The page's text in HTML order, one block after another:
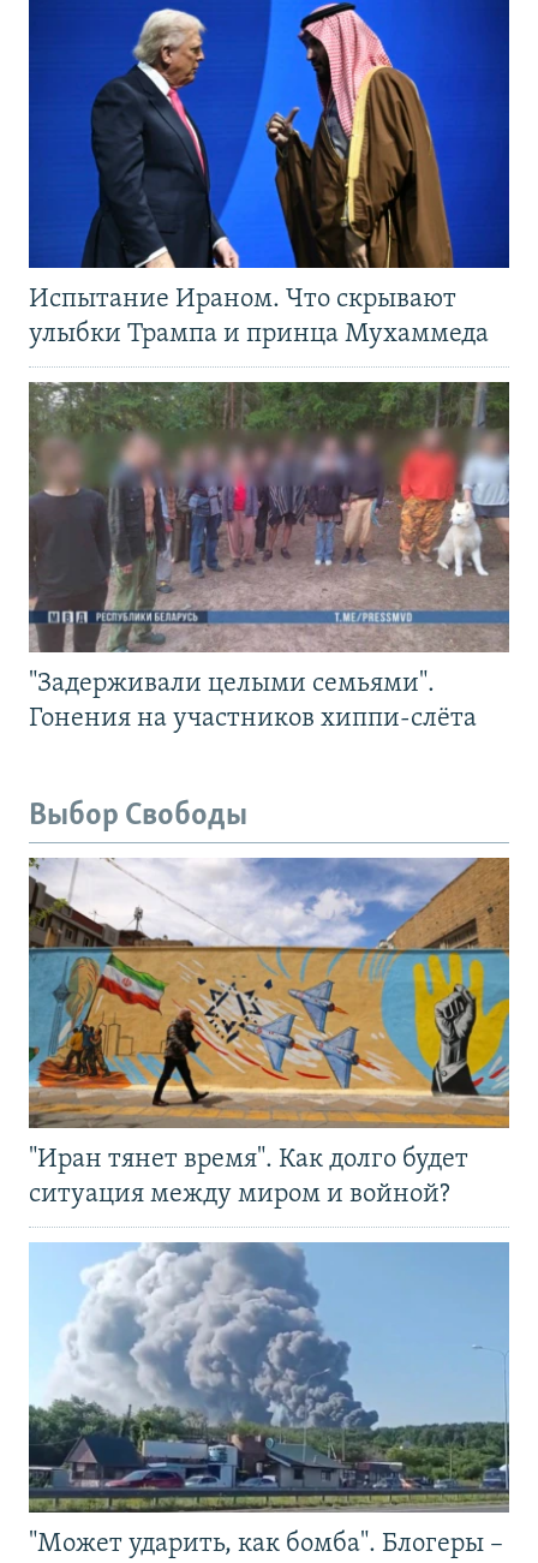
Испытание Ираном. Что скрывают
улыбки Трампа и принца Мухаммеда
"Задерживали целыми семьями".
Гонения на участников хиппи-слёта
Выбор Свободы
"Иран тянет время". Как долго будет
ситуация между миром и войной?
"Может ударить, как бомба". Блогеры –